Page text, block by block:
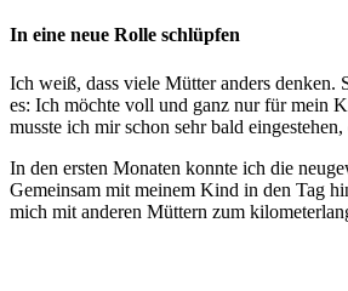
In eine neue Rolle schlüpfen
Ich weiß, dass viele Mütter anders
es: Ich möchte voll und ganz nur für mein
musste ich mir schon sehr bald
In den ersten Monaten konnte ich die
Gemeinsam mit meinem Kind in den Tag
mich mit anderen Müttern zum